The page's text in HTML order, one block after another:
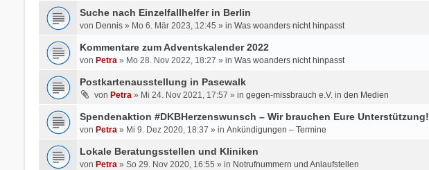
Suche nach Einzelfallhelfer in Berlin
von Dennis» Mo 6. Mär 2023, 12:45 » in Was woanders nicht hinpasst
Kommentare zum Adventskalender 2022
von Petra» Mo 28. Nov 2022, 18:27 » in Was woanders nicht hinpasst
Postkartenausstellung in Pasewalk
von Petra» Mi 24. Nov 2021, 17:57 » in gegen-missbrauch e.V. in den Medien
Spendenaktion #DKBHerzenswunsch – Wir brauchen Eure Unterstützung!
von Petra» Mi 9. Dez 2020, 18:37 » in Ankündigungen – Termine
Lokale Beratungsstellen und Kliniken
von Petra» So 29. Nov 2020, 16:55 » in Notrufnummern und Anlaufstellen